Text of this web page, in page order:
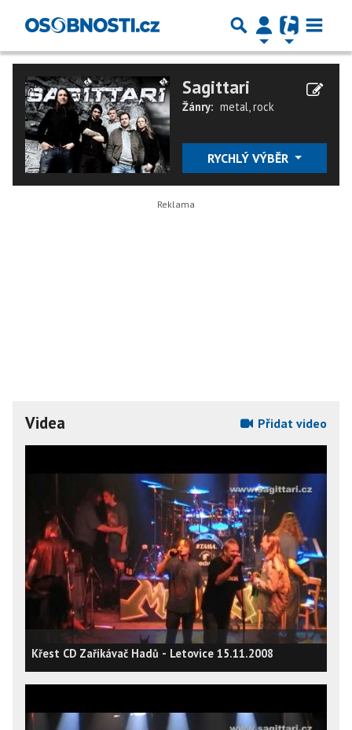
Sagittari
Žánry: metal,rock
RYCHLÝ VÝBĚR
Videa Přidat video
Křest CD Zaříkávač Hadů - Letovice 15.11.2008